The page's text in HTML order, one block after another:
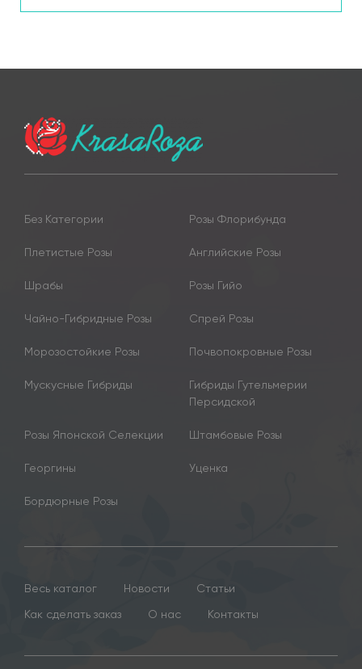
Без Категории Розы Флорибунда
Плетистые Розы Английские Розы
Шрабы Розы Гийо
Чайно-Гибридные Розы Спрей Розы
Морозостойкие Розы Почвопокровные Розы
Мускусные Гибриды
Гибриды Гутельмерии
Персидской
Розы Японской Селекции Штамбовые Розы
Георгины Уценка
Бордюрные Розы
Весь каталог Новости
Статьи
Как сделать заказ
О нас Контакты